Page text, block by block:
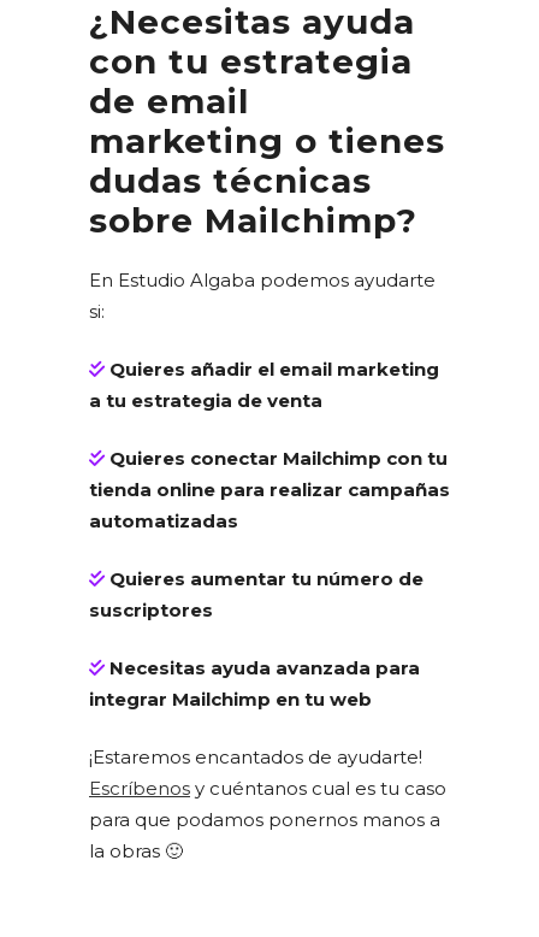
¿Necesitas ayuda
con tu estrategia
de email
marketing o tienes
dudas técnicas
sobre Mailchimp?
En Estudio Algaba podemos ayudarte
si:
Quieres añadir el email marketing
a tu estrategia de venta
Quieres conectar Mailchimp con tu
tienda online para realizar campañas
automatizadas
Quieres aumentar tu número de
suscriptores
Necesitas ayuda avanzada para
integrar Mailchimp en tu web
¡Estaremos encantados de ayudarte!
Escríbenos y cuéntanos cual es tu caso
para que podamos ponernos manos a
la obras 🙂